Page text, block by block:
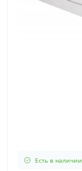
Есть в наличии